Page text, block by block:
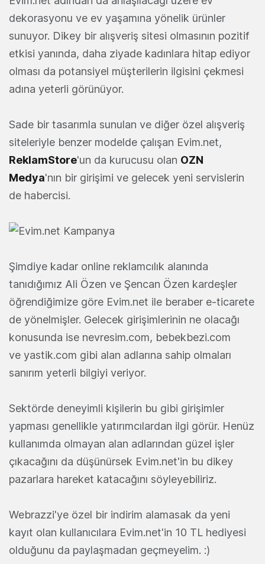
dekorasyonu ve ev yaşamına yönelik ürünler
sunuyor. Dikey bir alışveriş sitesi olmasının pozitif
etkisi yanında, daha ziyade kadınlara hitap ediyor
olması da potansiyel müşterilerin ilgisini çekmesi
adına yeterli görünüyor.
Sade bir tasarımla sunulan ve diğer özel alışveriş
siteleriyle benzer modelde çalışan Evim.net,
ReklamStore'un da kurucusu olan OZN
Medya'nın bir girişimi ve gelecek yeni servislerin
de habercisi.
Şimdiye kadar online reklamcılık alanında
tanıdığımız Ali Özen ve Şencan Özen kardeşler
öğrendiğimize göre Evim.net ile beraber e-ticarete
de yönelmişler. Gelecek girişimlerinin ne olacağı
konusunda ise nevresim.com, bebekbezi.com
ve yastik.com gibi alan adlarına sahip olmaları
sanırım yeterli bilgiyi veriyor.
Sektörde deneyimli kişilerin bu gibi girişimler
yapması genellikle yatırımcılardan ilgi görür. Henüz
kullanımda olmayan alan adlarından güzel işler
çıkacağını da düşünürsek Evim.net'in bu dikey
pazarlara hareket katacağını söyleyebiliriz.
Webrazzi'ye özel bir indirim alamasak da yeni
kayıt olan kullanıcılara Evim.net'in 10 TL hediyesi
olduğunu da paylaşmadan geçmeyelim. :)